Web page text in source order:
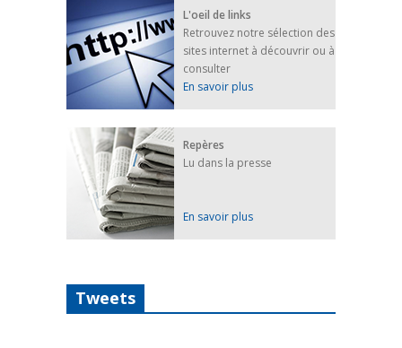
L'oeil de links
Retrouvez notre sélection des
sites internet à découvrir ou à
consulter
En savoir plus
Repères
Lu dans la presse
En savoir plus
Tweets